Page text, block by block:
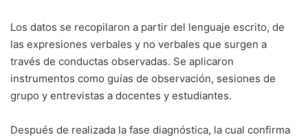
Los datos se recopilaron a partir del lenguaje escrito, de
las expresiones verbales y no verbales que surgen a
través de conductas observadas. Se aplicaron
instrumentos como guías de observación, sesiones de
grupo y entrevistas a docentes y estudiantes.
Después de realizada la fase diagnóstica, la cual confirma